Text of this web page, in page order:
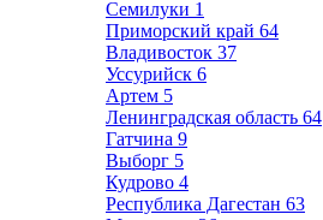
Семилуки 1
Приморский край 64
Владивосток 37
Уссурийск 6
Артем 5
Ленинградская область 64
Гатчина 9
Выборг 5
Кудрово 4
Республика Дагестан 63